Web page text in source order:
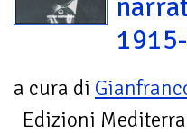
a cura di
Edizioni